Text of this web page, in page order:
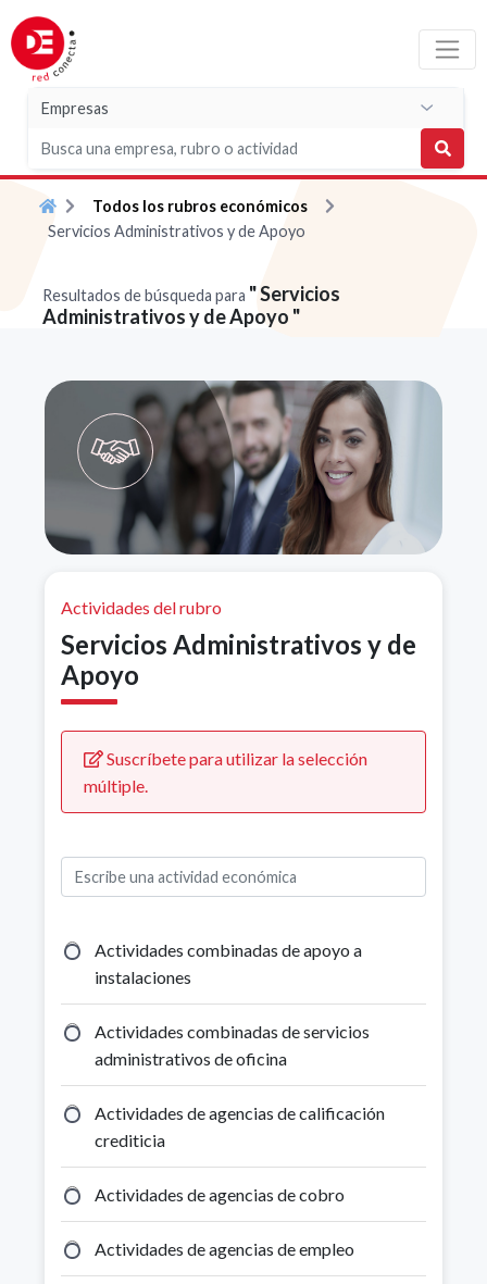
Todos los rubros económicos
Servicios Administrativos y de Apoyo
Resultados de búsqueda para " Servicios
Administrativos y de Apoyo "
Actividades del rubro
Servicios Administrativos y de
Apoyo
Suscríbete para utilizar la selección
múltiple.
Actividades combinadas de apoyo a
instalaciones
Actividades combinadas de servicios
administrativos de oficina
Actividades de agencias de calificación
crediticia
Actividades de agencias de cobro
Actividades de agencias de empleo